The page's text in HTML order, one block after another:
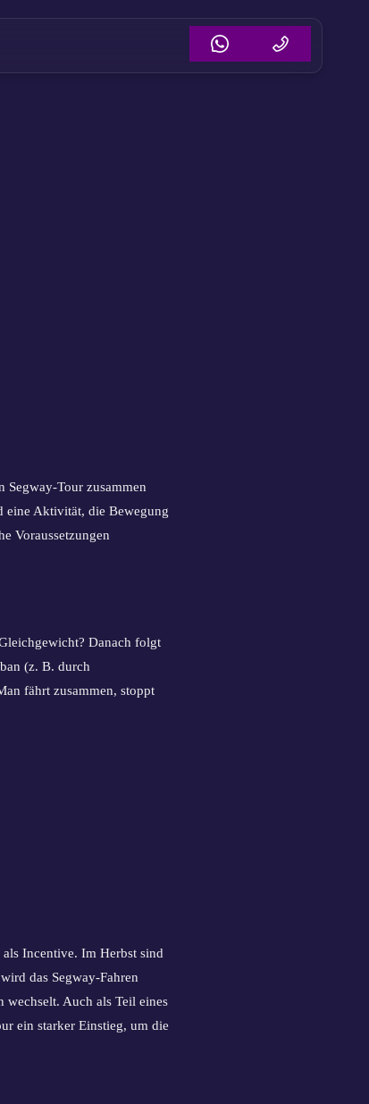
Segway-Tour zusammen
eine Aktivität, die Bewegung
Voraussetzungen
Danach folgt
(z. B. durch
fährt zusammen, stoppt
Incentive. Im Herbst sind
das Segway-Fahren
wechselt. Auch als Teil eines
ein starker Einstieg, um die